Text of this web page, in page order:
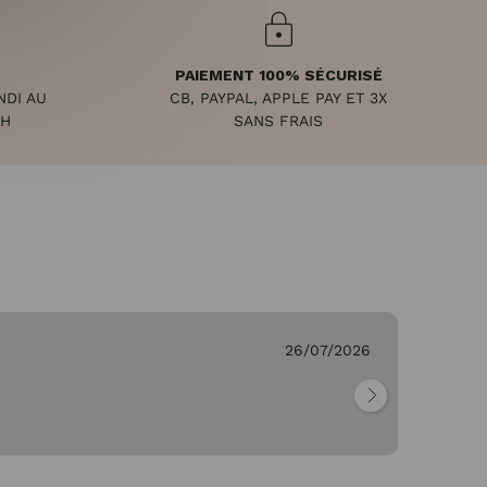
AU
PAIEMENT 100% SÉCURISÉ
CB, PAYPAL, APPLE PAY ET 3X
SANS FRAIS
26/07/2026